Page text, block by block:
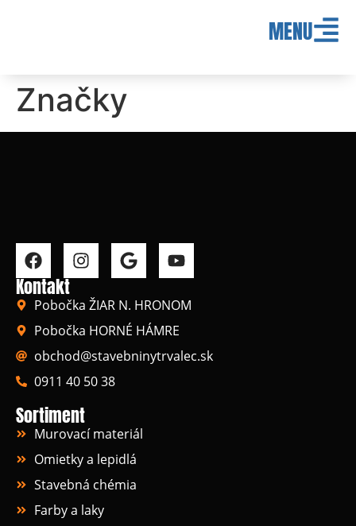
MENU
Značky
Kontakt
Pobočka ŽIAR N. HRONOM
Pobočka HORNÉ HÁMRE
obchod@stavebninytrvalec.sk
0911 40 50 38
Sortiment
Murovací materiál
Omietky a lepidlá
Stavebná chémia
Farby a laky